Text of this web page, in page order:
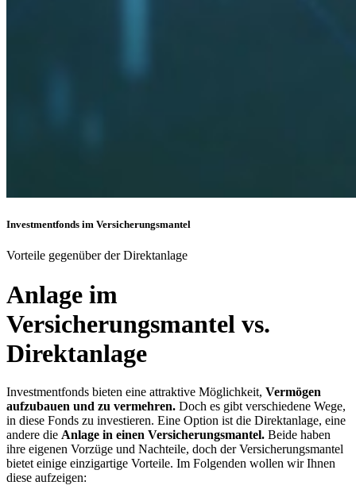
Investmentfonds im Versicherungsmantel
Vorteile gegenüber der Direktanlage
Anlage im
Versicherungsmantel vs.
Direktanlage
Investmentfonds bieten eine attraktive Möglichkeit, Vermögen
aufzubauen und zu vermehren. Doch es gibt verschiedene Wege,
in diese Fonds zu investieren. Eine Option ist die Direktanlage, eine
andere die Anlage in einen Versicherungsmantel. Beide haben
ihre eigenen Vorzüge und Nachteile, doch der Versicherungsmantel
bietet einige einzigartige Vorteile. Im Folgenden wollen wir Ihnen
diese aufzeigen: